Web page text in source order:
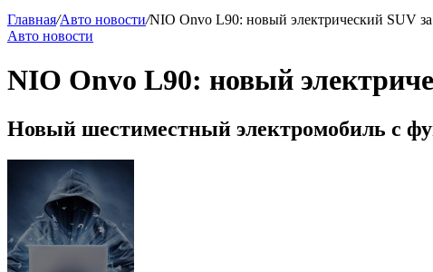
Главная/Авто новости/NIO Onvo L90: новый электрический SUV
Авто новости
NIO Onvo L90: новый
Новый шестиместный электромобиль с